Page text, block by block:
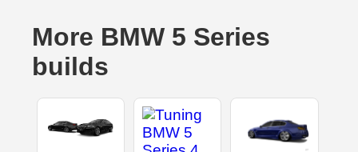
More BMW 5 Series
builds